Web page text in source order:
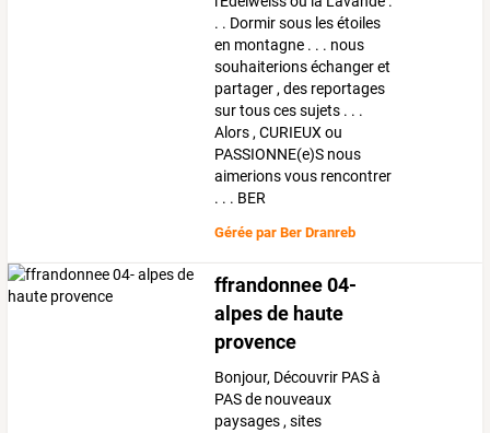
. . Dormir sous les étoiles
en montagne . . . nous
souhaiterions échanger et
partager , des reportages
sur tous ces sujets . . .
Alors , CURIEUX ou
PASSIONNE(e)S nous
aimerions vous rencontrer
. . . BER
Gérée parBer Dranreb
ffrandonnee 04-
alpes de haute
provence
Bonjour, Découvrir PAS à
PAS de nouveaux
paysages , sites